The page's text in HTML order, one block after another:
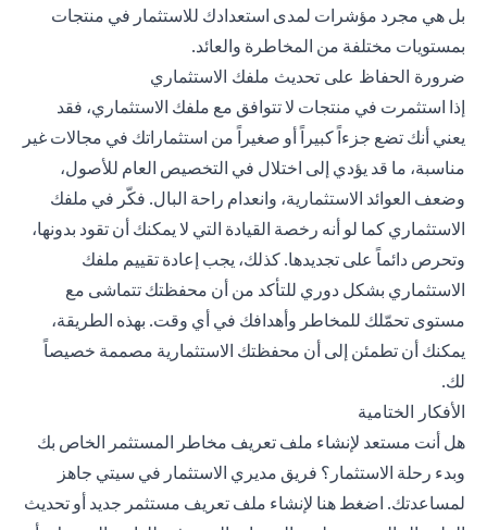
بل هي مجرد مؤشرات لمدى استعدادك للاستثمار في منتجات
بمستويات مختلفة من المخاطرة والعائد.
ضرورة الحفاظ على تحديث ملفك الاستثماري
إذا استثمرت في منتجات لا تتوافق مع ملفك الاستثماري، فقد
يعني أنك تضع جزءاً كبيراً أو صغيراً من استثماراتك في مجالات غير
مناسبة، ما قد يؤدي إلى اختلال في التخصيص العام للأصول،
وضعف العوائد الاستثمارية، وانعدام راحة البال. فكّر في ملفك
الاستثماري كما لو أنه رخصة القيادة التي لا يمكنك أن تقود بدونها،
وتحرص دائماً على تجديدها. كذلك، يجب إعادة تقييم ملفك
الاستثماري بشكل دوري للتأكد من أن محفظتك تتماشى مع
مستوى تحمّلك للمخاطر وأهدافك في أي وقت. بهذه الطريقة،
يمكنك أن تطمئن إلى أن محفظتك الاستثمارية مصممة خصيصاً
لك.
الأفكار الختامية
هل أنت مستعد لإنشاء ملف تعريف مخاطر المستثمر الخاص بك
وبدء رحلة الاستثمار؟ فريق مديري الاستثمار في سيتي جاهز
لمساعدتك. اضغط هنا لإنشاء ملف تعريف مستثمر جديد أو تحديث